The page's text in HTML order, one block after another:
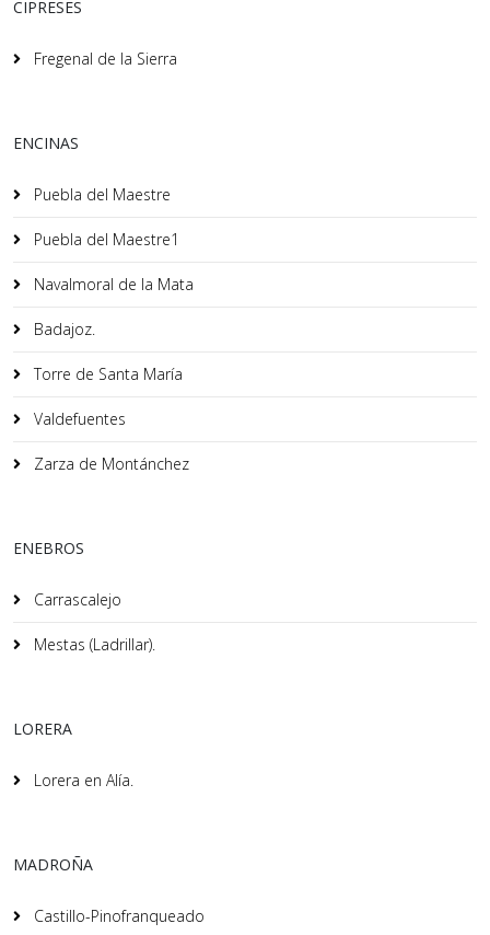
CIPRESES
Fregenal de la Sierra
ENCINAS
Puebla del Maestre
Puebla del Maestre1
Navalmoral de la Mata
Badajoz.
Torre de Santa María
Valdefuentes
Zarza de Montánchez
ENEBROS
Carrascalejo
Mestas (Ladrillar).
LORERA
Lorera en Alía.
MADROÑA
Castillo-Pinofranqueado